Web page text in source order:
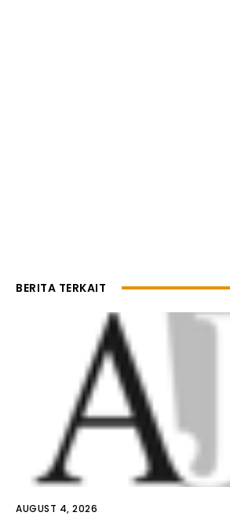
BERITA TERKAIT
AUGUST 4, 2026